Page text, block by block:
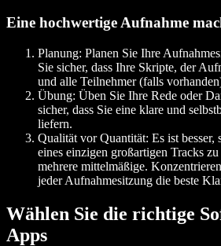
Eine hochwertige Aufnahme
Planung: Planen Sie Ihre
Sie sicher, dass Ihre Skripte, der
und alle Teilnehmer (falls
Übung: Üben Sie Ihre Rede oder
sicher, dass Sie eine klare und
liefern.
Qualität vor Quantität: Es ist
eines einzigen großartigen Tracks
mehrere mittelmäßige.
jeder Aufnahmesitzung die beste
Wählen Sie die richtige
Apps